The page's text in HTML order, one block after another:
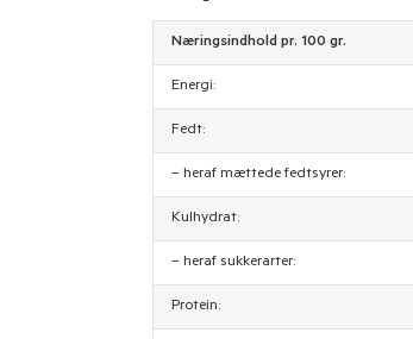
Næringsindhold pr. 100 gr.
Energi:
Fedt:
– heraf mættede fedtsyrer:
Kulhydrat:
– heraf sukkerarter:
Protein: